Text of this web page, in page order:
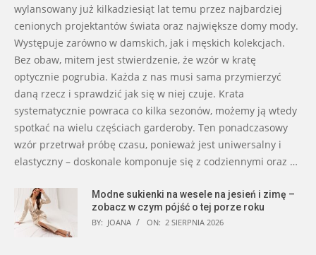
wylansowany już kilkadziesiąt lat temu przez najbardziej
cenionych projektantów świata oraz największe domy mody.
Występuje zarówno w damskich, jak i męskich kolekcjach.
Bez obaw, mitem jest stwierdzenie, że wzór w kratę
optycznie pogrubia. Każda z nas musi sama przymierzyć
daną rzecz i sprawdzić jak się w niej czuje. Krata
systematycznie powraca co kilka sezonów, możemy ją wtedy
spotkać na wielu częściach garderoby. Ten ponadczasowy
wzór przetrwał próbę czasu, ponieważ jest uniwersalny i
elastyczny – doskonale komponuje się z codziennymi oraz …
Modne sukienki na wesele na jesień i zimę –
zobacz w czym pójść o tej porze roku
BY: JOANA ON: 2 SIERPNIA 2026